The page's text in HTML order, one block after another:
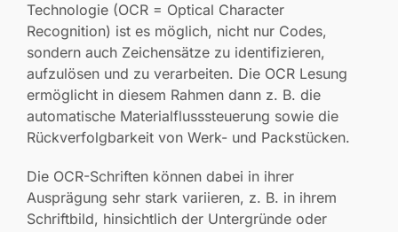
Technologie (OCR = Optical Character
Recognition) ist es möglich, nicht nur Codes,
sondern auch Zeichensätze zu identifizieren,
aufzulösen und zu verarbeiten. Die OCR Lesung
ermöglicht in diesem Rahmen dann z. B. die
automatische Materialflusssteuerung sowie die
Rückverfolgbarkeit von Werk- und Packstücken.
Die OCR-Schriften können dabei in ihrer
Ausprägung sehr stark variieren, z. B. in ihrem
Schriftbild, hinsichtlich der Untergründe oder